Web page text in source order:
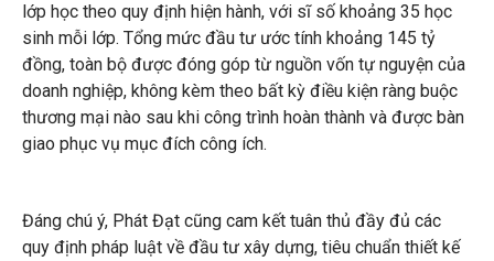
lớp học theo quy định hiện hành, với sĩ số khoảng 35 học
sinh mỗi lớp. Tổng mức đầu tư ước tính khoảng 145 tỷ
đồng, toàn bộ được đóng góp từ nguồn vốn tự nguyện của
doanh nghiệp, không kèm theo bất kỳ điều kiện ràng buộc
thương mại nào sau khi công trình hoàn thành và được bàn
giao phục vụ mục đích công ích.
Đáng chú ý, Phát Đạt cũng cam kết tuân thủ đầy đủ các
quy định pháp luật về đầu tư xây dựng, tiêu chuẩn thiết kế